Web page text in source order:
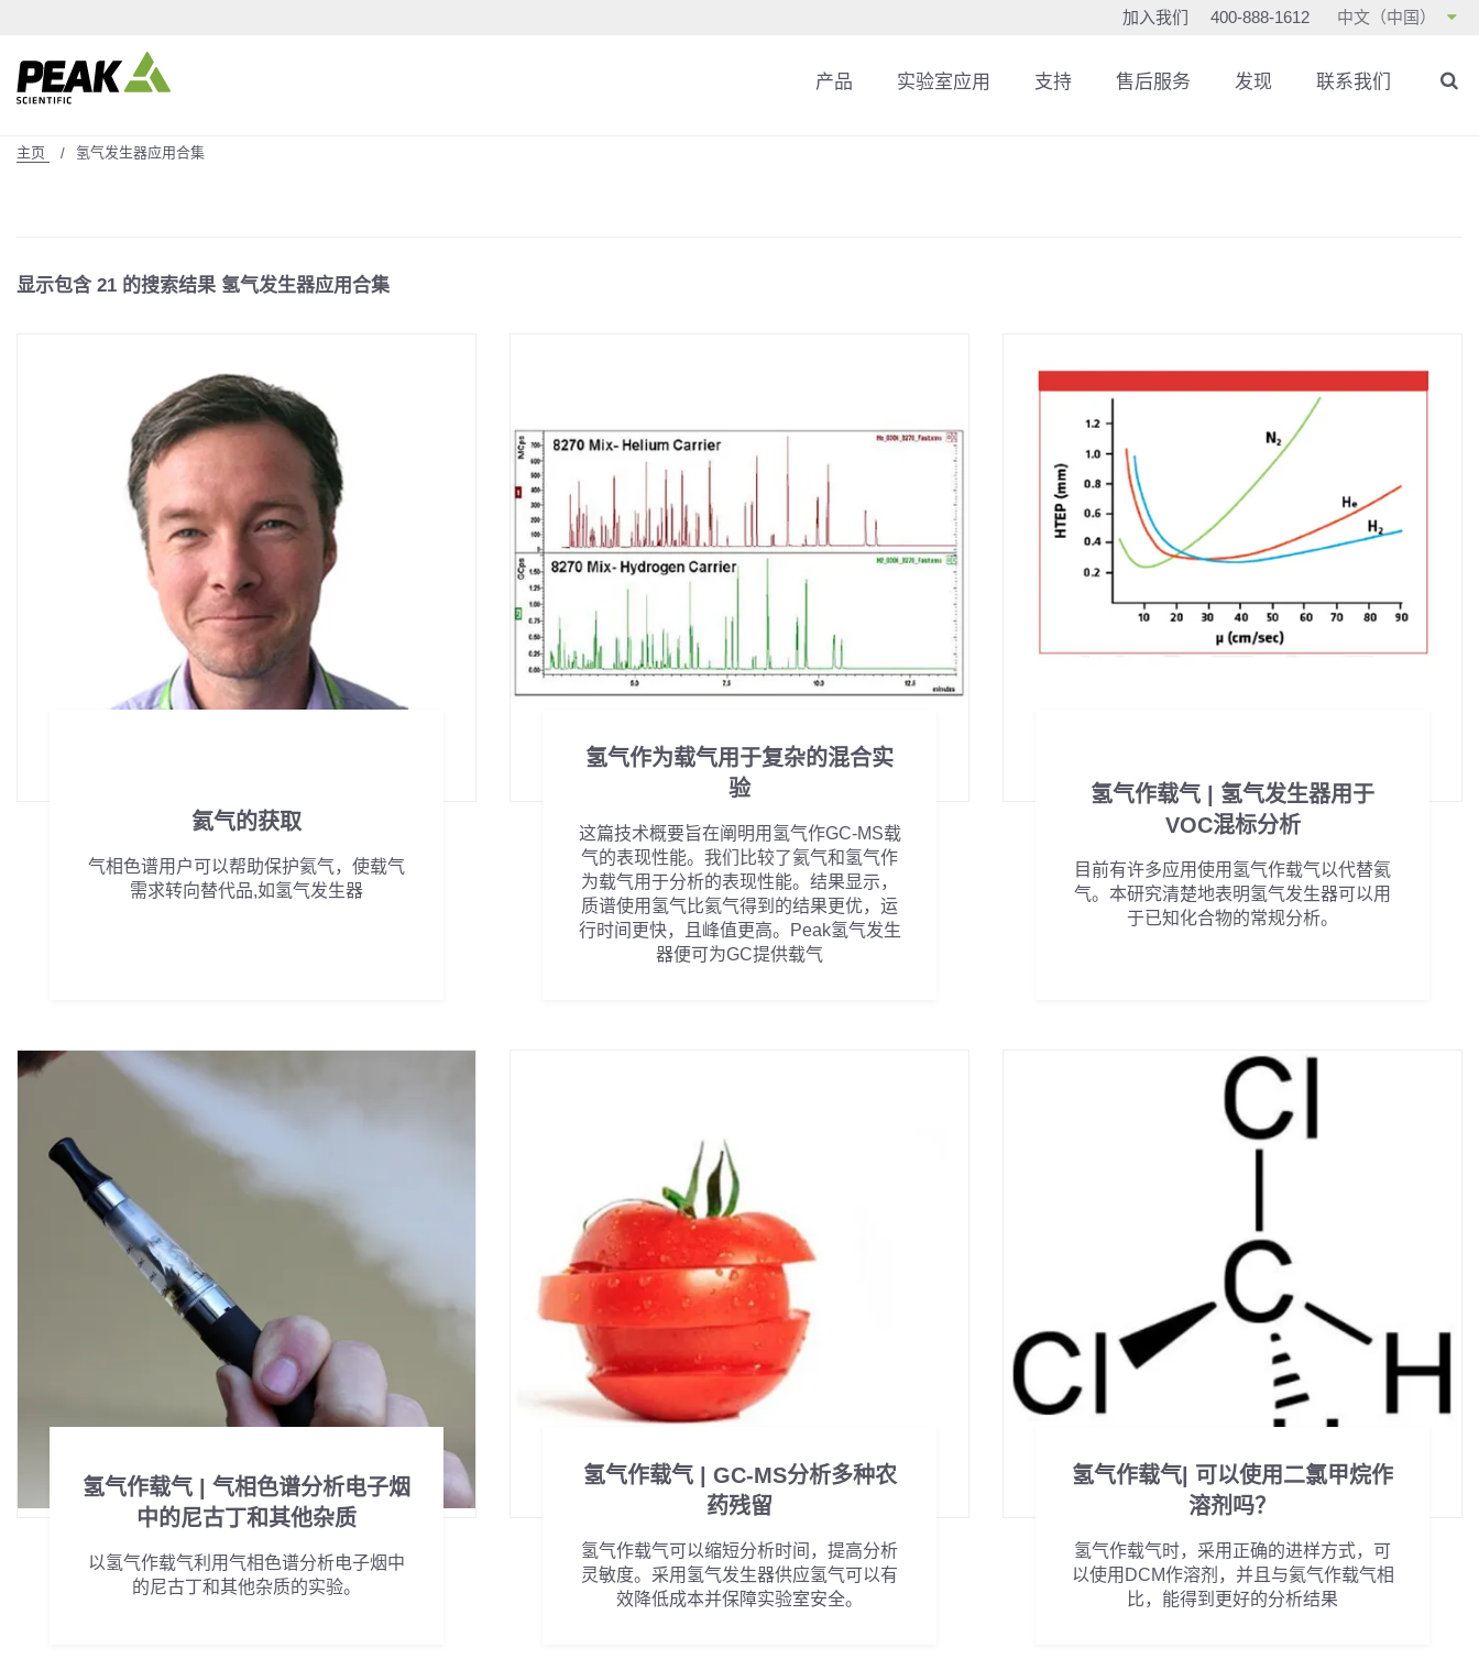
加入我们 400-888-1612 中文（中国）
产品 实验室应用 支持 售后服务 发现 联系我们
主页 氢气发生器应用合集
显示包含 21 的搜索结果 氢气发生器应用合集
氦气的获取
气相色谱用户可以帮助保护氦气，使载气
需求转向替代品,如氢气发生器
氢气作为载气用于复杂的混合实
验
这篇技术概要旨在阐明用氢气作GC-MS载
气的表现性能。我们比较了氦气和氢气作
为载气用于分析的表现性能。结果显示，
质谱使用氢气比氦气得到的结果更优，运
行时间更快，且峰值更高。Peak氢气发生
器便可为GC提供载气
氢气作载气 | 氢气发生器用于
VOC混标分析
目前有许多应用使用氢气作载气以代替氦
气。本研究清楚地表明氢气发生器可以用
于已知化合物的常规分析。
氢气作载气 | 气相色谱分析电子烟
中的尼古丁和其他杂质
以氢气作载气利用气相色谱分析电子烟中
的尼古丁和其他杂质的实验。
氢气作载气 | GC-MS分析多种农
药残留
氢气作载气可以缩短分析时间，提高分析
灵敏度。采用氢气发生器供应氢气可以有
效降低成本并保障实验室安全。
氢气作载气| 可以使用二氯甲烷作
溶剂吗？
氢气作载气时，采用正确的进样方式，可
以使用DCM作溶剂，并且与氦气作载气相
比，能得到更好的分析结果